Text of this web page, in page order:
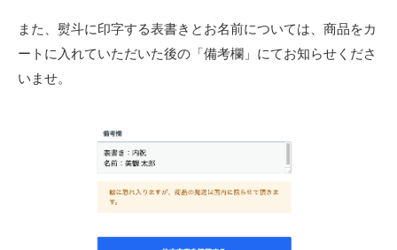
また、熨斗に印字する表書きとお名前については、商品をカ
ートに入れていただいた後の「備考欄」にてお知らせくださ
いませ。